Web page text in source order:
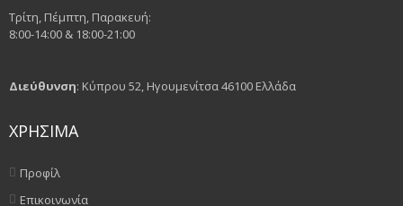
Τρίτη, Πέμπτη, Παρακευή:
8:00-14:00 & 18:00-21:00
Διεύθυνση: Κύπρου 52, Ηγουμενίτσα 46100 Ελλάδα
ΧΡΗΣΙΜΑ
Προφίλ
Επικοινωνία